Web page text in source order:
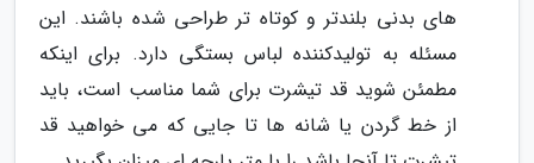
های بدنی بلندتر و کوتاه تر طراحی شده باشند. این
مسئله به تولیدکننده لباس بستگی دارد. برای اینکه
مطمئن شوید قد تیشرت برای شما مناسب است، باید
از خط گردن یا شانه ها تا جایی که می خواهید قد